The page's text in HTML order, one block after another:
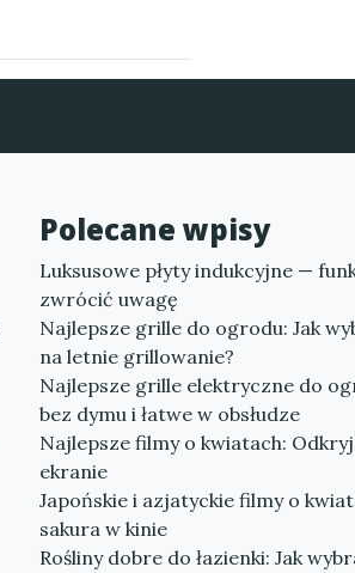
Polecane wpisy
Luksusowe płyty indukcyjne —
zwrócić uwagę
Najlepsze grille do ogrodu: Jak
na letnie grillowanie?
Najlepsze grille elektryczne do
bez dymu i łatwe w obsłudze
Najlepsze filmy o kwiatach:
ekranie
Japońskie i azjatyckie filmy o
sakura w kinie
Rośliny dobre do łazienki: Jak